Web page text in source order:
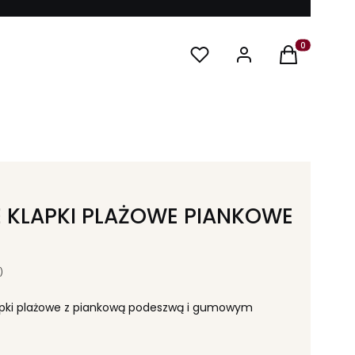
Produkty w
PLAŻOWE PIANKOWE
plażowe z piankową podeszwą i gumowym